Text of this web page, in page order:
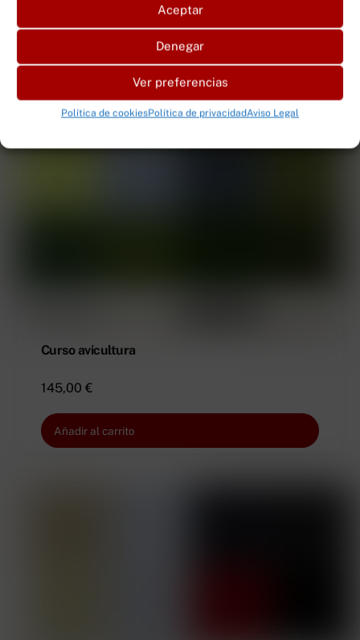
Aceptar
Denegar
Ver preferencias
Política de cookiesPolítica de privacidadAviso Legal
Curso avicultura
145,00 €
Añadir al carrito